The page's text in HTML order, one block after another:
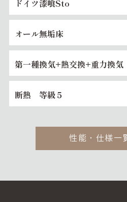
ドイツ漆喰Sto
オール無垢床
第一種換気+熱交換+重力換気
断熱 等級５
性能・仕様一